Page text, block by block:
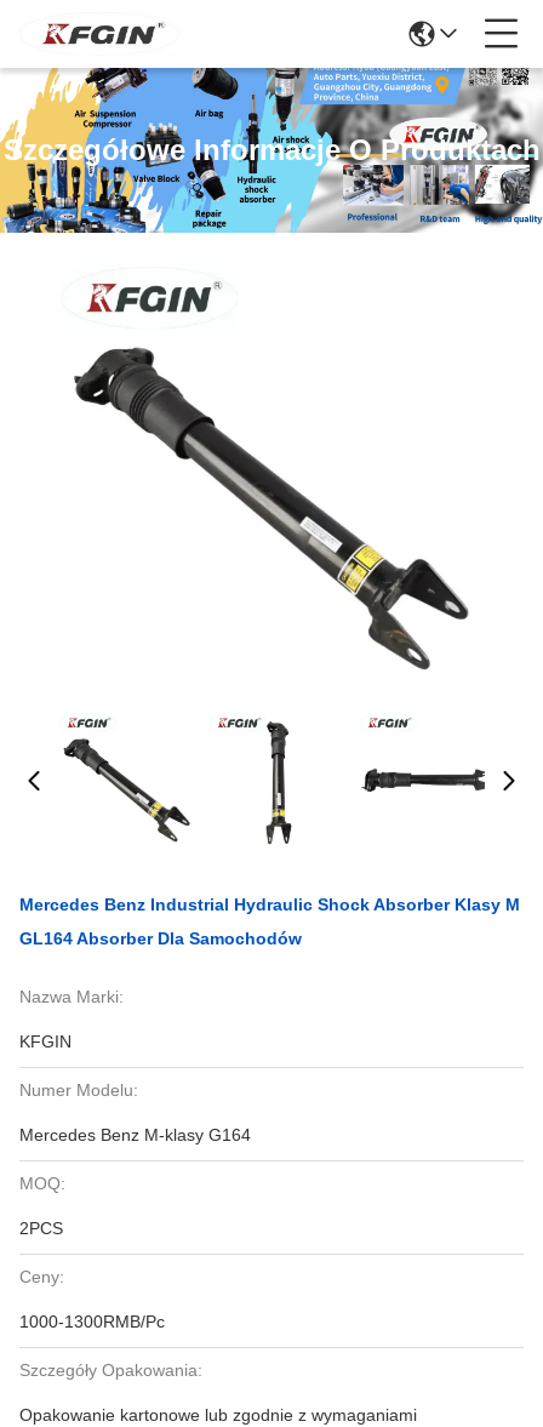
Szczegółowe Informacje O Produktach
Mercedes Benz Industrial Hydraulic Shock Absorber Klasy M
GL164 Absorber Dla Samochodów
Nazwa Marki:
KFGIN
Numer Modelu:
Mercedes Benz M-klasy G164
MOQ:
2PCS
Ceny:
1000-1300RMB/Pc
Szczegóły Opakowania:
Opakowanie kartonowe lub zgodnie z wymaganiami